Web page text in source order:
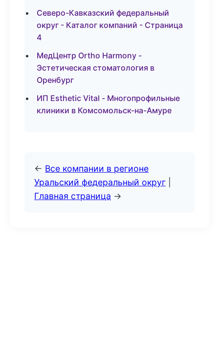
Северо-Кавказский федеральный
округ - Каталог компаний - Страница
4
МедЦентр Ortho Harmony -
Эстетическая стоматология в
Оренбург
ИП Esthetic Vital - Многопрофильные
клиники в Комсомольск-на-Амуре
← Все компании в регионе
Уральский федеральный округ
Главная страница →